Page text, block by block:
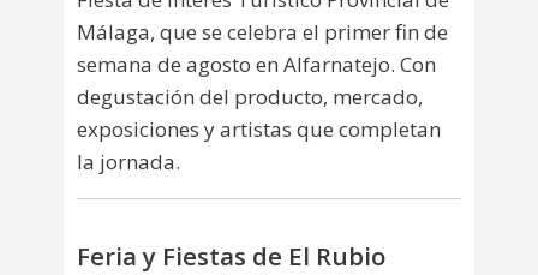
Málaga, que se celebra el primer fin de
semana de agosto en Alfarnatejo. Con
degustación del producto, mercado,
exposiciones y artistas que completan
la jornada.
Feria y Fiestas de El Rubio